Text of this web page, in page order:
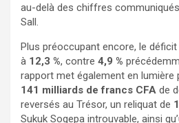
au-delà des chiffres
Sall.
Plus préoccupant encore, le
à 12,3 %, contre 4,9 %
rapport met également en lumière
141 milliards de francs CFA de
reversés au Trésor, un reliquat de
Sukuk Sogepa introuvable, ainsi